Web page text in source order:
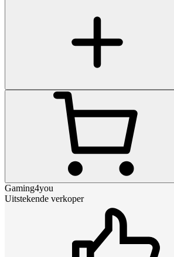
Gaming4you
Uitstekende verkoper